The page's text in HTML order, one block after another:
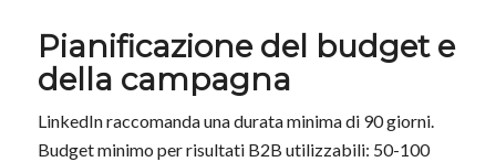
Pianificazione del budget e
della campagna
LinkedIn raccomanda una durata minima di 90 giorni.
Budget minimo per risultati B2B utilizzabili: 50-100